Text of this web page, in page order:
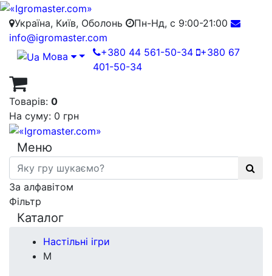
Україна, Київ, Оболонь
Пн-Нд, с 9:00-21:00
info@igromaster.com
Мова
+380 44 561-50-34 +380 67
401-50-34
Товарів: 0
На суму: 0 грн
Меню
За алфавітом
Фільтр
Каталог
Настільні ігри
M